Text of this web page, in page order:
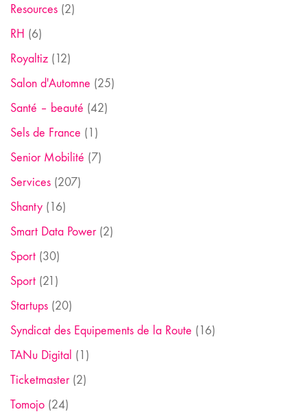
Resources (2)
RH (6)
Royaltiz (12)
Salon d'Automne (25)
Santé – beauté (42)
Sels de France (1)
Senior Mobilité (7)
Services (207)
Shanty (16)
Smart Data Power(2)
Sport (30)
Sport (21)
Startups (20)
Syndicat des Equipements de la Route (16)
TANu Digital (1)
Ticketmaster(2)
Tomojo (24)